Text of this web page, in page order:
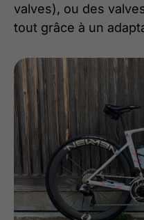
valves), ou des
tout grâce à un